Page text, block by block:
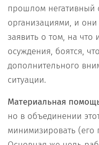
прошлом негативный
организациями, и
заявить о том, на что
осуждения, боятся,
дополнительного
ситуации.
Материальная
но в объединении
минимизировать (его